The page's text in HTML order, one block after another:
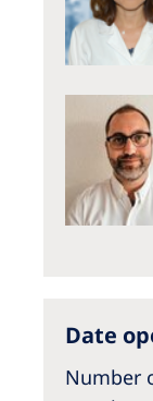
Date
Number